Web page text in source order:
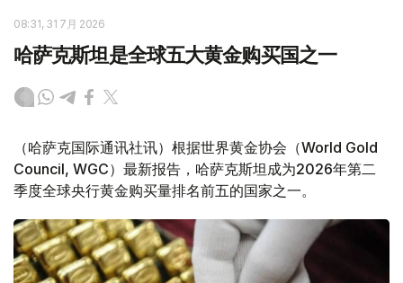
08:31, 31 7月 2026
哈萨克斯坦是全球五大黄金购买国之一
（哈萨克国际通讯社讯）根据世界黄金协会（World Gold
Council, WGC）最新报告，哈萨克斯坦成为2026年第二
季度全球央行黄金购买量排名前五的国家之一。